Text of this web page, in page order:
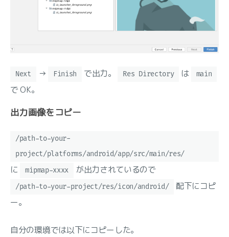
Next → Finish で出力。 Res Directory は main
で OK。
出力画像をコピー
/path-to-your-
project/platforms/android/app/src/main/res/
に mipmap-xxxx が出力されているので
/path-to-your-project/res/icon/android/
配下にコピ
ー。
自分の環境では以下にコピーした。